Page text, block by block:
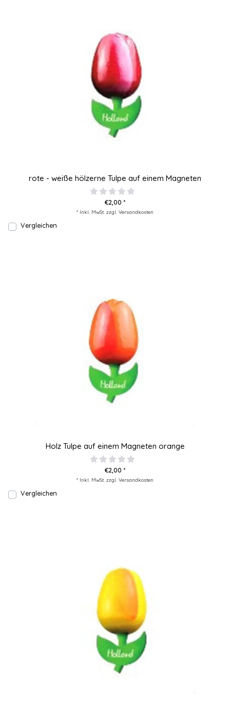
rote - weiße hölzerne Tulpe auf einem Magneten
€2,00 *
* Inkl. MwSt. zzgl. Versandkosten
Vergleichen
Holz Tulpe auf einem Magneten orange
€2,00 *
* Inkl. MwSt. zzgl. Versandkosten
Vergleichen